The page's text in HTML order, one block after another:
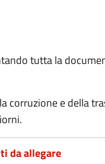
tutta la
corruzione e della
da allegare